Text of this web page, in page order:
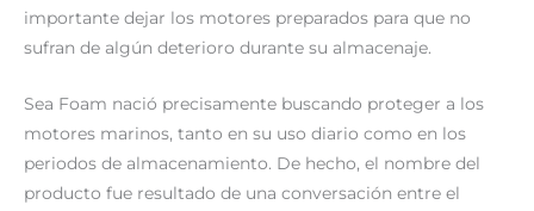
importante dejar los motores preparados para que no
sufran de algún deterioro durante su almacenaje.
Sea Foam nació precisamente buscando proteger a los
motores marinos, tanto en su uso diario como en los
periodos de almacenamiento. De hecho, el nombre del
producto fue resultado de una conversación entre el